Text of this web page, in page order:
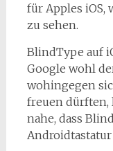
für Apples iOS,
zu sehen.
BlindType auf
Google wohl
wohingegen
freuen dürften,
nahe, dass